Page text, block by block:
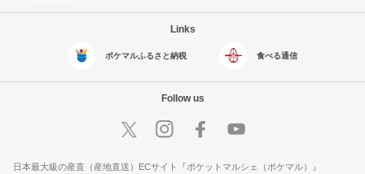
Links
ポケマルふるさと納税 食べる通信
Follow us
日本最大級の産直（産地直送）ECサイト『ポケットマルシェ（ポケマル）』